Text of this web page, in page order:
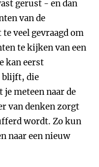
gerust - en dan
van de
veel gevraagd om
te kijken van een
kan eerst
blijft, die
meteen naar de
van denken zorgt
wordt. Zo kun
naar een nieuw